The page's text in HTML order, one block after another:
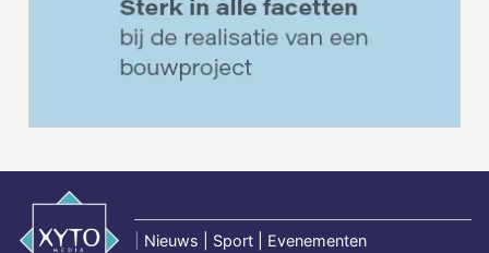
Nieuws | Sport | Evenementen